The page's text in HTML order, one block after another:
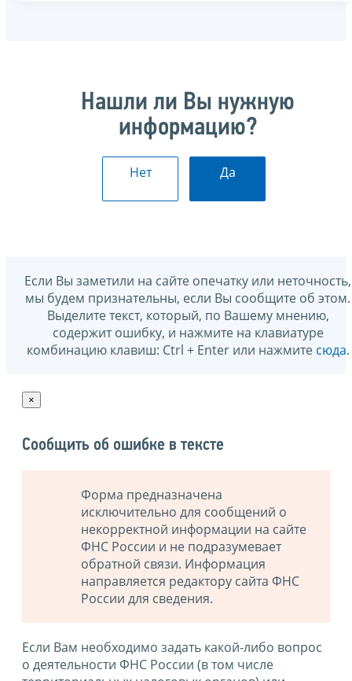
Нашли ли Вы нужную
информацию?
Нет Да
Если Вы заметили на сайте опечатку или неточность,
мы будем признательны, если Вы сообщите об этом.
Выделите текст, который, по Вашему мнению,
содержит ошибку, и нажмите на клавиатуре
комбинацию клавиш: Ctrl + Enter или нажмите сюда.
×
Сообщить об ошибке в тексте
Форма предназначена
исключительно для сообщений о
некорректной информации на сайте
ФНС России и не подразумевает
обратной связи. Информация
направляется редактору сайта ФНС
России для сведения.
Если Вам необходимо задать какой-либо вопрос
о деятельности ФНС России (в том числе